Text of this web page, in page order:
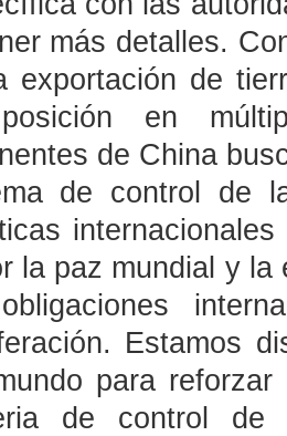
más detalles.
exportación de
en
de China
de control de
la paz mundial y
Estamos
para
de control